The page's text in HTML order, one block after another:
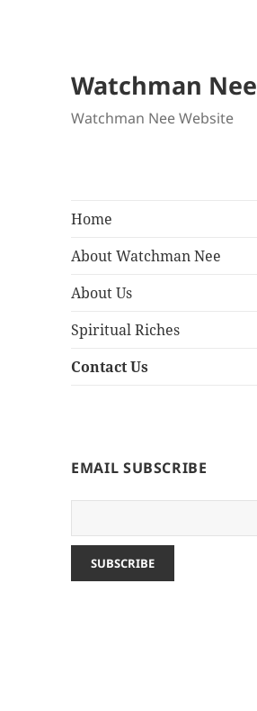
Watchman Nee
Watchman Nee Website
Home
About Watchman Nee
About Us
Spiritual Riches
Contact Us
EMAIL SUBSCRIBE